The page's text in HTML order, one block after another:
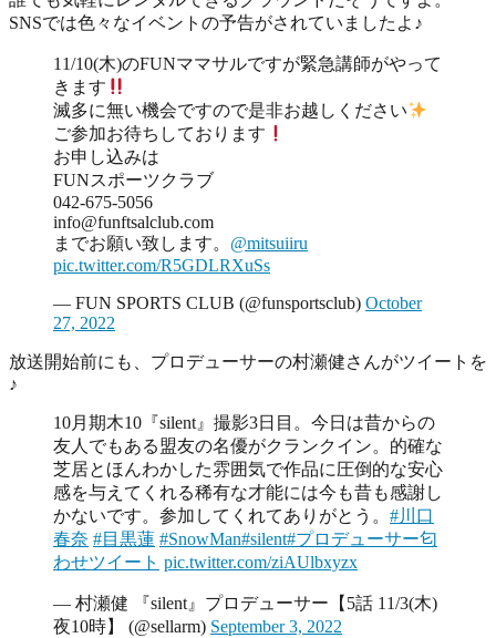
SNSでは色々なイベントの予告がされていましたよ♪
11/10(木)のFUNママサルですが緊急講師がやって
きます
滅多に無い機会ですので是非お越しください
ご参加お待ちしております
お申し込みは
FUNスポーツクラブ
042-675-5056
info@funftsalclub.com
までお願い致します。 @mitsuiiru
pic.twitter.com/R5GDLRXuSs
— FUN SPORTS CLUB (@funsportsclub) October
27, 2022
放送開始前にも、プロデューサーの村瀬健さんがツイートを
♪
10月期木10『silent』撮影3日目。今日は昔からの
友人でもある盟友の名優がクランクイン。的確な
芝居とほんわかした雰囲気で作品に圧倒的な安心
感を与えてくれる稀有な才能には今も昔も感謝し
かないです。参加してくれてありがとう。 #川口
春奈 #目黒蓮 #SnowMan#silent#プロデューサー匂
わせツイート pic.twitter.com/ziAUlbxyzx
— 村瀬健 『silent』プロデューサー【5話 11/3(木)
夜10時】 (@sellarm) September 3, 2022